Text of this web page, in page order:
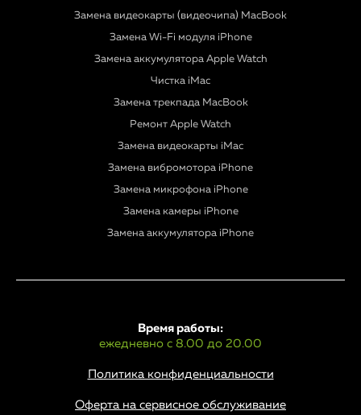
Замена видеокарты (видеочипа) MacBook
Замена Wi-Fi модуля iPhone
Замена аккумулятора Apple Watch
Чистка iMac
Замена трекпада MacBook
Ремонт Apple Watch
Замена видеокарты iMac
Замена вибромотора iPhone
Замена микрофона iPhone
Замена камеры iPhone
Замена аккумулятора iPhone
Политика конфиденциальности
Время работы:
ежедневно с 8.00 до 20.00
Оферта на сервисное обслуживание